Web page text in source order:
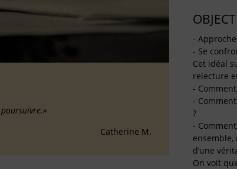
Catherine M.
-
- Se
Cet idéal
relecture
-
-
?
-
d’une
On voit